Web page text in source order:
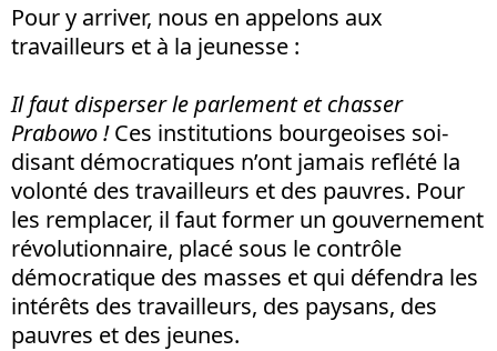
Pour y arriver, nous en appelons aux
travailleurs et à la jeunesse :
Il faut disperser le parlement et chasser
Prabowo !Ces institutions bourgeoises soi-
disant démocratiques n’ont jamais reflété la
volonté des travailleurs et des pauvres. Pour
les remplacer, il faut former un gouvernement
révolutionnaire, placé sous le contrôle
démocratique des masses et qui défendra les
intérêts des travailleurs, des paysans, des
pauvres et des jeunes.